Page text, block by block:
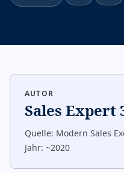
AUTOR
Sales Expert
Quelle: Modern Sales
Jahr: ~2020